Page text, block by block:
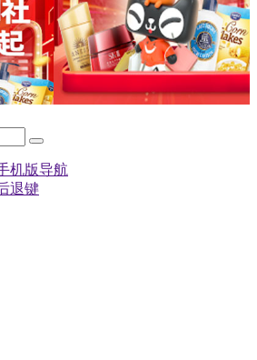
机版导航
退键